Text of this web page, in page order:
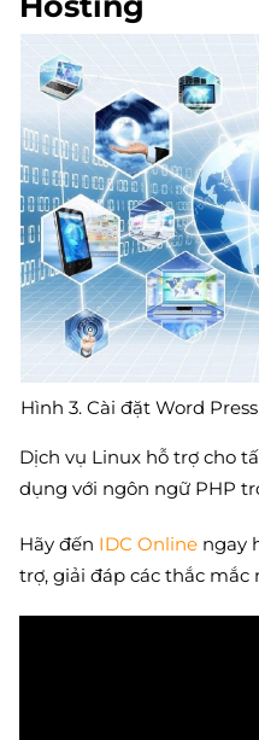
Hình 3. Cài đặt Word
Dịch vụ Linux hỗ trợ cho
dụng với ngôn ngữ PHP
Hãy đến IDC Online ngay
trợ, giải đáp các thắc mắc